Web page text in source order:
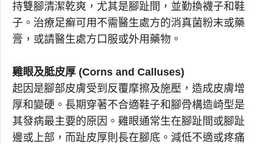
持雙腳清潔乾爽，尤其是腳趾間，並勤換襪子和鞋
子。治療足癬可用不需醫生處方的消真菌粉末或藥
膏，或請醫生處方口服或外用藥物。
雞眼及胝皮厚 (Corns and Calluses)
起因是腳部皮膚受到反覆摩擦及施壓，造成皮膚增
厚和變硬。長期穿著不合適鞋子和腳骨構造崎型是
其發病最主要的原因。雞眼通常生在腳趾間或腳趾
邊或上部，而趾皮厚則長在腳底。減低不適或疼痛